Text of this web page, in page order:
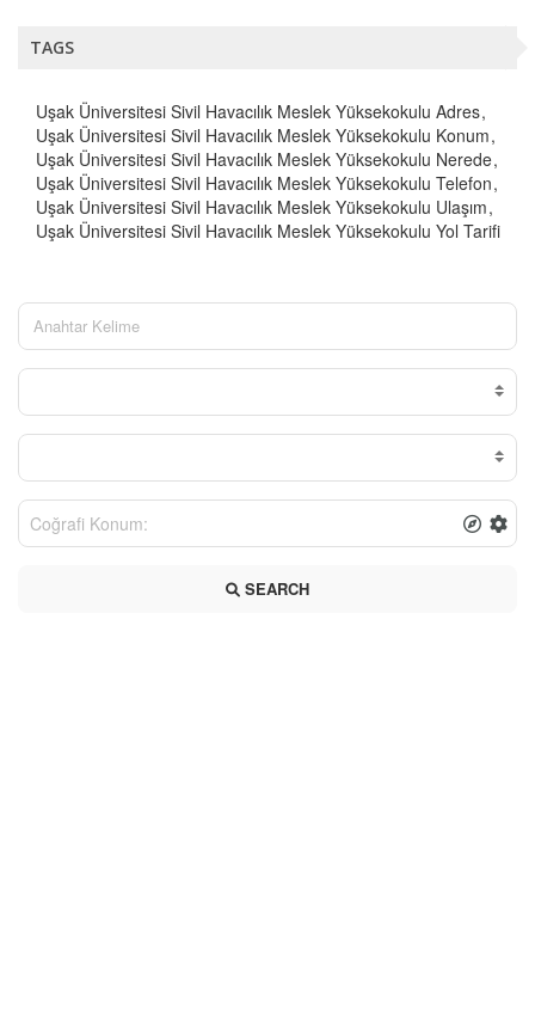
TAGS
Uşak Üniversitesi Sivil Havacılık Meslek Yüksekokulu Adres
Uşak Üniversitesi Sivil Havacılık Meslek Yüksekokulu Konum
Uşak Üniversitesi Sivil Havacılık Meslek Yüksekokulu Nerede
Uşak Üniversitesi Sivil Havacılık Meslek Yüksekokulu Telefon
Uşak Üniversitesi Sivil Havacılık Meslek Yüksekokulu Ulaşım
Uşak Üniversitesi Sivil Havacılık Meslek Yüksekokulu Yol Tarifi
SEARCH